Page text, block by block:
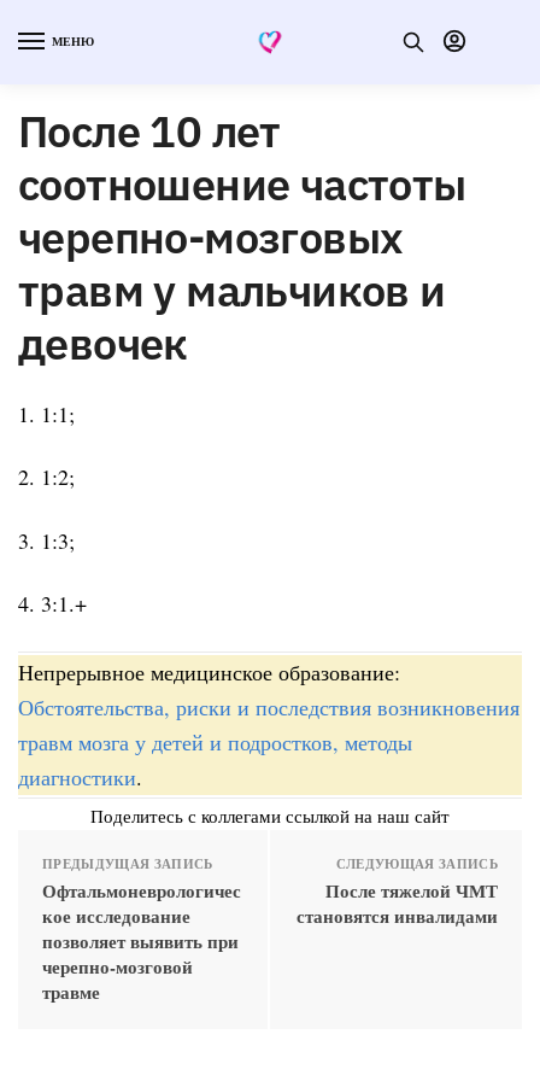
МЕНЮ
После 10 лет
соотношение частоты
черепно-мозговых
травм у мальчиков и
девочек
1. 1:1;
2. 1:2;
3. 1:3;
4. 3:1.+
Непрерывное медицинское образование:
Обстоятельства, риски и последствия возникновения
травм мозга у детей и подростков, методы
диагностики.
Поделитесь с коллегами ссылкой на наш сайт
ПРЕДЫДУЩАЯ ЗАПИСЬ
Офтальмоневрологичес
кое исследование
позволяет выявить при
черепно-мозговой
травме
СЛЕДУЮЩАЯ ЗАПИСЬ
После тяжелой ЧМТ
становятся инвалидами